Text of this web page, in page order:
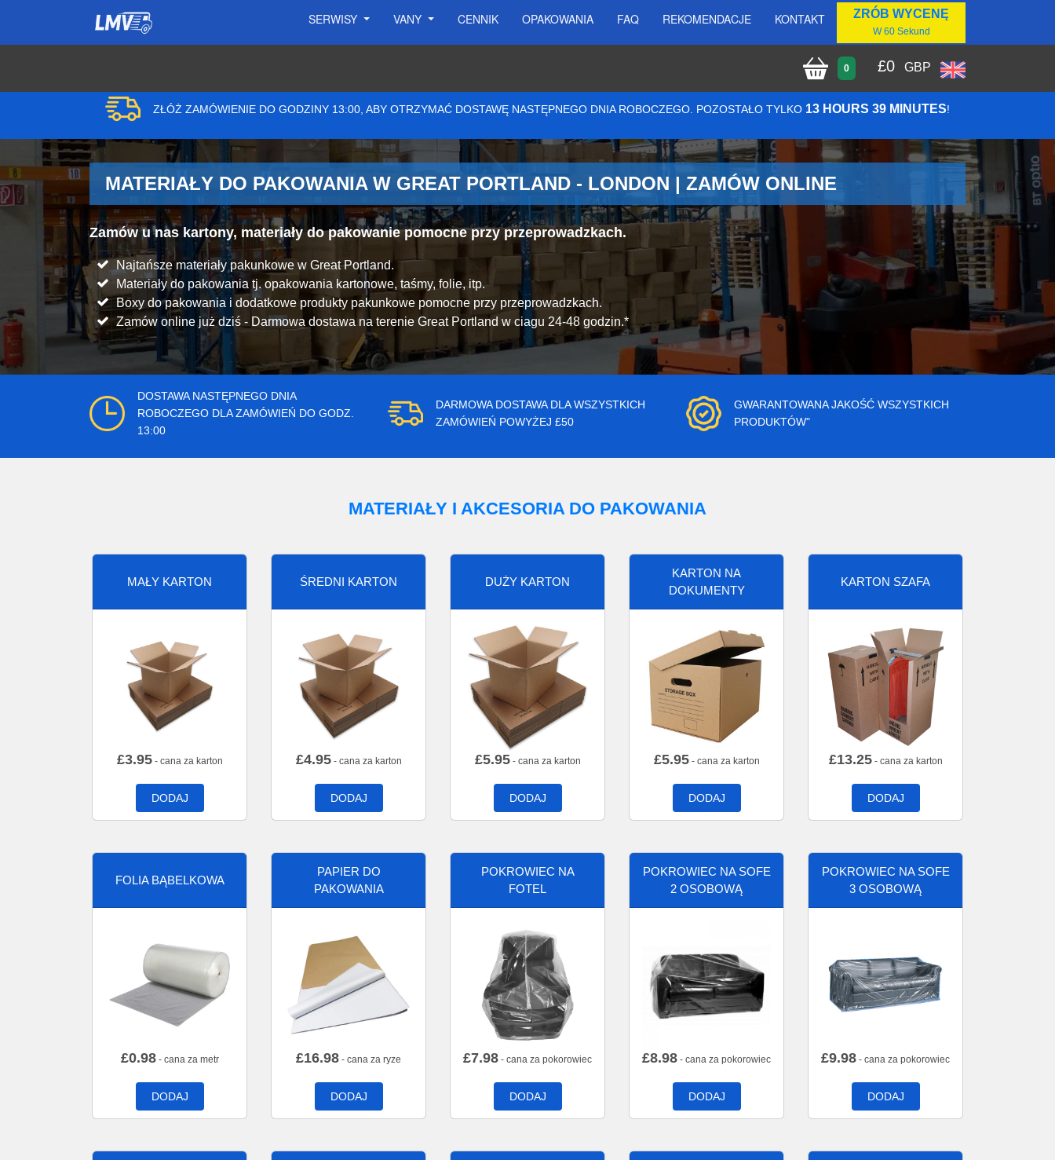
SERWISY VANY CENNIK OPAKOWANIA FAQ REKOMENDACJE KONTAKT ZRÓB WYCENĘ
W 60 Sekund
0 £0 GBP
ZŁÓŻ ZAMÓWIENIE DO GODZINY 13:00, ABY OTRZYMAĆ DOSTAWĘ NASTĘPNEGO DNIA ROBOCZEGO. POZOSTAŁO TYLKO 13 HOURS 39 MINUTES!
MATERIAŁY DO PAKOWANIA W GREAT PORTLAND - LONDON | ZAMÓW ONLINE
Zamów u nas kartony, materiały do pakowanie pomocne przy przeprowadzkach.
Najtańsze materiały pakunkowe w Great Portland.
Materiały do pakowania tj. opakowania kartonowe, taśmy, folie, itp.
Boxy do pakowania i dodatkowe produkty pakunkowe pomocne przy przeprowadzkach.
Zamów online już dziś - Darmowa dostawa na terenie Great Portland w ciagu 24-48 godzin.*
DOSTAWA NASTĘPNEGO DNIA
ROBOCZEGO DLA ZAMÓWIEŃ DO GODZ.
13:00
DARMOWA DOSTAWA DLA WSZYSTKICH
ZAMÓWIEŃ POWYŻEJ £50
GWARANTOWANA JAKOŚĆ WSZYSTKICH
PRODUKTÓW"
MATERIAŁY I AKCESORIA DO PAKOWANIA
MAŁY KARTON
£3.95- cana za karton
DODAJ
ŚREDNI KARTON
£4.95- cana za karton
DODAJ
DUŻY KARTON
£5.95- cana za karton
DODAJ
KARTON NA
DOKUMENTY
£5.95- cana za karton
DODAJ
KARTON SZAFA
£13.25- cana za karton
DODAJ
FOLIA BĄBELKOWA
£0.98- cana za metr
DODAJ
PAPIER DO
PAKOWANIA
£16.98 - cana za ryze
DODAJ
POKROWIEC NA
FOTEL
£7.98 - cana za pokorowiec
DODAJ
POKROWIEC NA SOFE
2 OSOBOWĄ
£8.98 - cana za pokorowiec
DODAJ
POKROWIEC NA SOFE
3 OSOBOWĄ
£9.98 - cana za pokorowiec
DODAJ